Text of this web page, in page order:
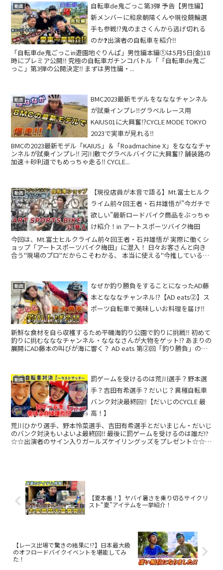
動画
自転車de鬼ごっこ第3弾 予告【男性編】
新メンバーに和泉朝陽くんや現役競輪選
手も参戦⁉️鬼のまさくんから逃げ切れる
のか❓出演者の自転車を紹介‼️
「自転車de鬼ごっこin遊園地ぐりんぱ」男性編本編①は5月5日(金)18
時にプレミア公開‼️ 究極の自転車ガチンコバトル「「自転車de鬼ご
っこ」第3弾の公開決定‼️ まずは男性編・...
動画
BMC2023最新モデルをなななチャンネル
が試乗インプレ‼グラベルレース用
KAIUS01に大興奮⁉CYCLE MODE TOKYO
2023で実車が見れる‼
BMCの2023最新モデル「KAIUS」＆「Roadmachine X」をなななチャ
ンネルが試乗インプレ‼ 河川敷でグラベルバイクに大興奮⁉ 舗装路の
加速＋砂利道でもめっちゃ走る‼ CYCLE...
動画
【現役店員が本音で語る】Mt.富士ヒルク
ライム前々回王者・石井雄悟が”今ガチで
欲しい”最新ロードバイク商品をぶっちゃ
け紹介！in アートスポーツバイク梅田
今回は、Mt.富士ヒルクライム前々回王者・石井雄悟が 実際に働くシ
ョップ「アートスポーツバイク梅田」に潜入！ 日々お客さんと向き
合う"現場のプロ"だからこそわかる、 本当に使える"今推している商
動画
なぜか釣り勝負をすることになったAD藤
本となななチャンネル⁉【AD eats②】ス
ポーツ自転車で美味しいお料理を届け‼
新鮮な食材を自ら収穫するため平磯海釣り公園で釣りに挑戦‼ 初めて
釣りに挑むなななチャンネル・なななさんが大物をゲット⁉ あまりの
展開にAD藤本の叫びが海に響く？ AD eats 第②回「釣り勝負」の行
動画
罰ゲームを受けるのは荒川選手？野本選
手？吉田有希選手？だいじ？異種自転車
バンク対決最終回‼【だいじのCYCLE 最
高！】
荒川ひかり選手、野本怜菜選手、吉田有希選手とだいまじん・だいじ
のバンク対決もいよいよ最終回‼ 最後に罰ゲームを受けるのは誰だ!?
☆☆出演者のサイン入りガールズケイリングッズをプレゼント☆☆
【夏本番！】ヤバイ暑さを乗り切るサイクリ
スト“夏”アイテムを一挙紹介！
【レース出場で驚きの結果に!?】日本最大級
のオフロードバイクイベントを堪能してみ
た！